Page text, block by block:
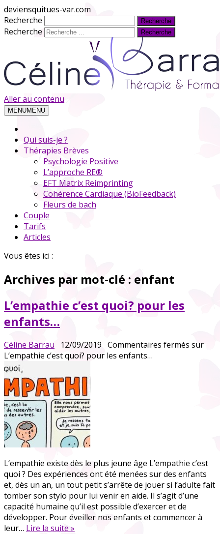
deviensquitues-var.com
Recherche
Recherche
Aller au contenu
MENUMENU
Qui suis-je ?
Thérapies Brèves
Psychologie Positive
L’approche RE®
EFT Matrix Reimprinting
Cohérence Cardiaque (BioFeedback)
Fleurs de bach
Couple
Tarifs
Articles
Vous êtes ici :
Archives par mot-clé : enfant
L’empathie c’est quoi? pour les
enfants…
Céline Barrau 12/09/2019 Commentaires fermés sur
L’empathie c’est quoi? pour les enfants…
L’empathie existe dès le plus jeune âge L’empathie c’est
quoi ? Des expériences ont été menées sur des enfants
et, dès un an, un tout petit s’arrête de jouer si l’adulte fait
tomber son stylo pour lui venir en aide. Il s’agit d’une
capacité humaine qu’il est possible d’exercer et de
développer. Pour éveiller nos enfants et commencer à
leur… Lire la suite »